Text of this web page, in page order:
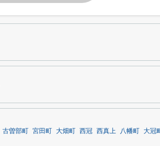
古曽部町 宮田町 大畑町 西冠 西真上 八幡町 大冠町